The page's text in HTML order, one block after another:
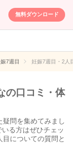
無料ダウンロード
7週目 妊娠7週目・2人
の口コミ・体
問を集めてみまし
る方はぜひチェッ
についての質問と